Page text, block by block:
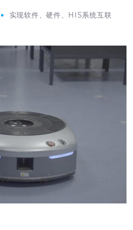
实现软件、硬件、HIS系统互联